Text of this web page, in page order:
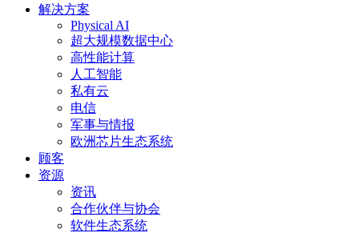
解决方案
Physical AI
超大规模数据中心
高性能计算
人工智能
私有云
电信
军事与情报
欧洲芯片生态系统
顾客
资源
资讯
合作伙伴与协会
软件生态系统